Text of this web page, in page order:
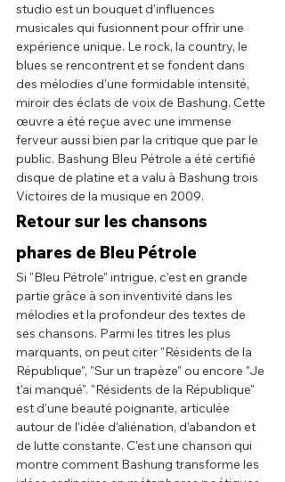
studio est un bouquet d'influences
musicales qui fusionnent pour offrir une
expérience unique. Le rock, la country, le
blues se rencontrent et se fondent dans
des mélodies d'une formidable intensité,
miroir des éclats de voix de Bashung. Cette
œuvre a été reçue avec une immense
ferveur aussi bien par la critique que par le
public. Bashung Bleu Pétrole a été certifié
disque de platine et a valu à Bashung trois
Victoires de la musique en 2009.
Retour sur les chansons
phares de Bleu Pétrole
Si "Bleu Pétrole" intrigue, c'est en grande
partie grâce à son inventivité dans les
mélodies et la profondeur des textes de
ses chansons. Parmi les titres les plus
marquants, on peut citer "Résidents de la
République", "Sur un trapèze" ou encore "Je
t'ai manqué". "Résidents de la République"
est d'une beauté poignante, articulée
autour de l'idée d'aliénation, d'abandon et
de lutte constante. C'est une chanson qui
montre comment Bashung transforme les